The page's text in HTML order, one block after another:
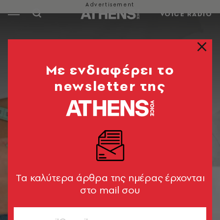
VOICE RADIO
Mε ενδιαφέρει το
newsletter της
Tα καλύτερα άρθρα της ημέρας έρχονται
στο mail σου